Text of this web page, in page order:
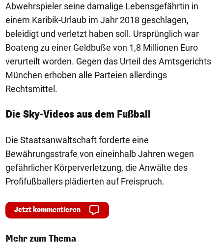
Abwehrspieler seine damalige Lebensgefährtin in
einem Karibik-Urlaub im Jahr 2018 geschlagen,
beleidigt und verletzt haben soll. Ursprünglich war
Boateng zu einer Geldbuße von 1,8 Millionen Euro
verurteilt worden. Gegen das Urteil des Amtsgerichts
München erhoben alle Parteien allerdings
Rechtsmittel.
Die Sky-Videos aus dem Fußball
Die Staatsanwaltschaft forderte eine
Bewährungsstrafe von eineinhalb Jahren wegen
gefährlicher Körperverletzung, die Anwälte des
Profifußballers plädierten auf Freispruch.
Jetzt kommentieren
Mehr zum Thema